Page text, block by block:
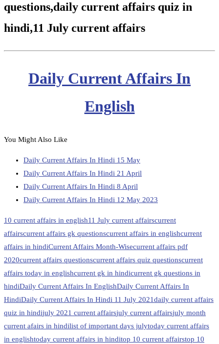
questions,daily current affairs quiz in
hindi,11 July current affairs
Daily Current Affairs In
English
You Might Also Like
Daily Current Affairs In Hindi 15 May
Daily Current Affairs In Hindi 21 April
Daily Current Affairs In Hindi 8 April
Daily Current Affairs In Hindi 12 May 2023
10 current affairs in english11 July current affairscurrent
affairscurrent affairs gk questionscurrent affairs in englishcurrent
affairs in hindiCurrent Affairs Month-Wisecurrent affairs pdf
2020current affairs questionscurrent affairs quiz questionscurrent
affairs today in englishcurrent gk in hindicurrent gk questions in
hindiDaily Current Affairs In EnglishDaily Current Affairs In
HindiDaily Current Affairs In Hindi 11 July 2021daily current affairs
quiz in hindijuly 2021 current affairsjuly current affairsjuly month
current afairs in hindilist of important days julytoday current affairs
in englishtoday current affairs in hinditop 10 current affairstop 10